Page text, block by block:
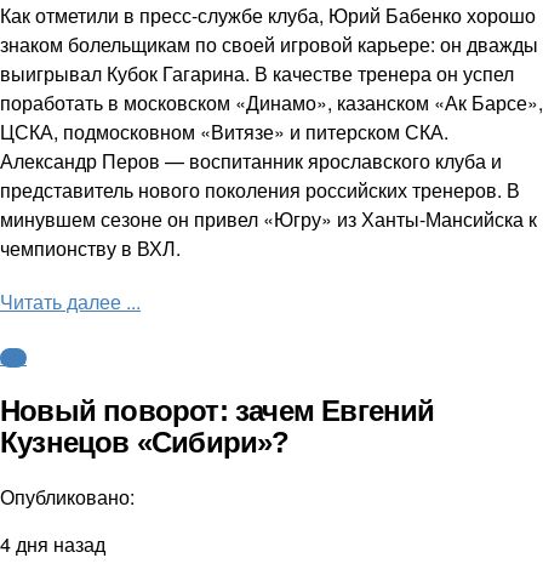
Как отметили в пресс-службе клуба, Юрий Бабенко хорошо
знаком болельщикам по своей игровой карьере: он дважды
выигрывал Кубок Гагарина. В качестве тренера он успел
поработать в московском «Динамо», казанском «Ак Барсе»,
ЦСКА, подмосковном «Витязе» и питерском СКА.
Александр Перов — воспитанник ярославского клуба и
представитель нового поколения российских тренеров. В
минувшем сезоне он привел «Югру» из Ханты-Мансийска к
чемпионству в ВХЛ.
Читать далее ...
КХЛ
Новый поворот: зачем Евгений
Кузнецов «Сибири»?
Опубликовано:
4 дня назад